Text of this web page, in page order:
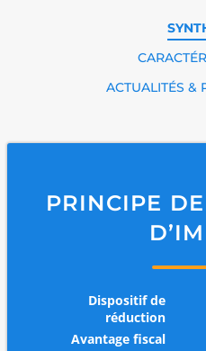
ACTUALITÉS &
PRINCIPE
Dispositif de
réduction
Avantage fiscal